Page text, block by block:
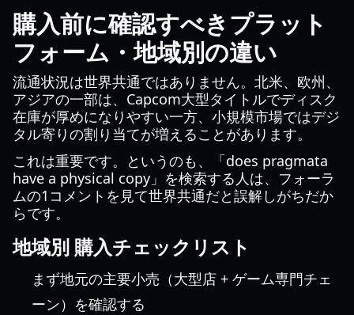
購入前に確認すべきプラット
フォーム・地域別の違い
流通状況は世界共通ではありません。北米、欧州、
アジアの一部は、Capcom大型タイトルでディスク
在庫が厚めになりやすい一方、小規模市場ではデジ
タル寄りの割り当てが増えることがあります。
これは重要です。というのも、「does pragmata
have a physical copy」を検索する人は、フォーラ
ムの1コメントを見て世界共通だと誤解しがちだか
らです。
地域別 購入チェックリスト
まず地元の主要小売（大型店 + ゲーム専門チェ
ーン）を確認する